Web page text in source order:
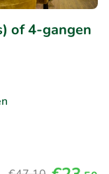
of 4-gangen